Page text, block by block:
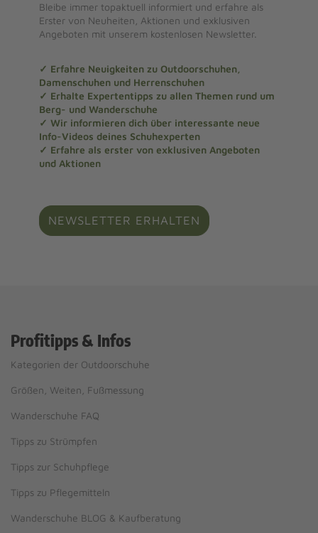
Bleibe immer topaktuell informiert und erfahre als
Erster von Neuheiten, Aktionen und exklusiven
Angeboten mit unserem kostenlosen Newsletter.
✓ Erfahre Neuigkeiten zu Outdoorschuhen,
Damenschuhen und Herrenschuhen
✓ Erhalte Expertentipps zu allen Themen rund um
Berg- und Wanderschuhe
✓ Wir informieren dich über interessante neue
Info-Videos deines Schuhexperten
✓ Erfahre als erster von exklusiven Angeboten
und Aktionen
NEWSLETTER ERHALTEN
Profitipps & Infos
Kategorien der Outdoorschuhe
Größen, Weiten, Fußmessung
Wanderschuhe FAQ
Tipps zu Strümpfen
Tipps zur Schuhpflege
Tipps zu Pflegemitteln
Wanderschuhe BLOG & Kaufberatung